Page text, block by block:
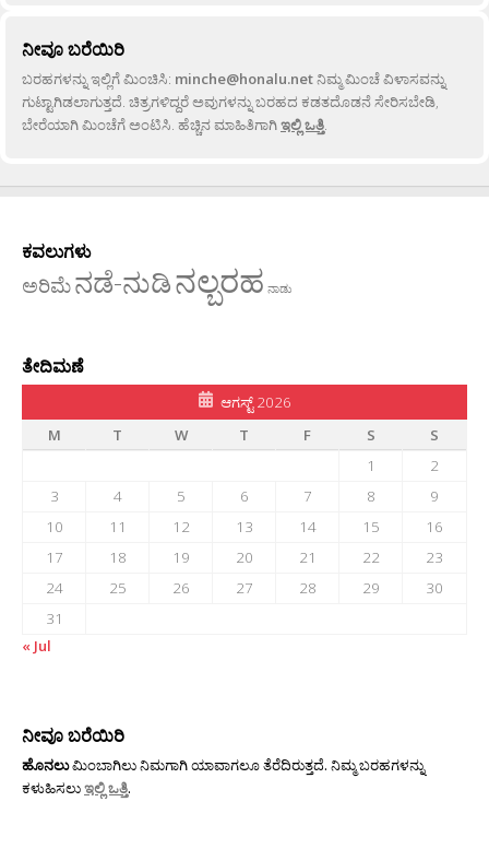
ನೀವೂ ಬರೆಯಿರಿ
ಬರಹಗಳನ್ನು ಇಲ್ಲಿಗೆ ಮಿಂಚಿಸಿ: minche@honalu.netನಿಮ್ಮ ಮಿಂಚೆ ವಿಳಾಸವನ್ನು
ಗುಟ್ಟಾಗಿಡಲಾಗುತ್ತದೆ. ಚಿತ್ರಗಳಿದ್ದರೆ ಅವುಗಳನ್ನು ಬರಹದ ಕಡತದೊಡನೆ ಸೇರಿಸಬೇಡಿ,
ಬೇರೆಯಾಗಿ ಮಿಂಚೆಗೆ ಅಂಟಿಸಿ. ಹೆಚ್ಚಿನ ಮಾಹಿತಿಗಾಗಿಇಲ್ಲಿ ಒತ್ತಿ.
ಕವಲುಗಳು
ಅರಿಮೆನಡೆ-ನುಡಿನಲ್ಬರಹ ನಾಡು
ತೇದಿಮಣೆ
ಆಗಸ್ಟ್ 2026
M
T W T F S
S
1
2
3
4 5 6 7 8
9
10
11 12 13 14 15
16
17
18 19 20 21 22
23
24
25 26 27 28 29
30
31
« Jul
ನೀವೂ ಬರೆಯಿರಿ
ಹೊನಲುಮಿಂಬಾಗಿಲು ನಿಮಗಾಗಿ ಯಾವಾಗಲೂ ತೆರೆದಿರುತ್ತದೆ. ನಿಮ್ಮ ಬರಹಗಳನ್ನು
ಕಳುಹಿಸಲುಇಲ್ಲಿ ಒತ್ತಿ.